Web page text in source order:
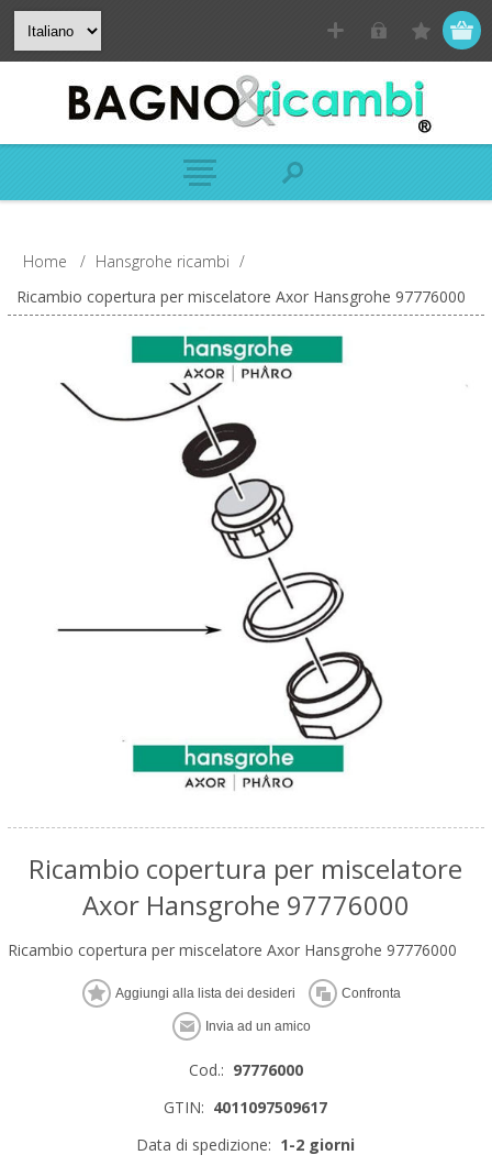
Home / Hansgrohe ricambi /
Ricambio copertura per miscelatore Axor Hansgrohe 97776000
Ricambio copertura per miscelatore
Axor Hansgrohe 97776000
Ricambio copertura per miscelatore Axor Hansgrohe 97776000
Cod.: 97776000
GTIN: 4011097509617
Data di spedizione: 1-2 giorni